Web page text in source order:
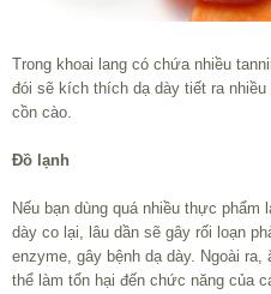
Trong khoai lang có chứa nhiều
đói sẽ kích thích dạ dày tiết ra nhiều
cồn cào.
Đồ lạnh
Nếu bạn dùng quá nhiều thực
dày co lại, lâu dần sẽ gây rối loạn
enzyme, gây bệnh dạ dày. Ngoài
thể làm tổn hại đến chức năng của